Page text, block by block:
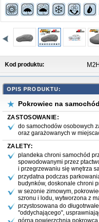
Kod produktu:
Pokrowiec na